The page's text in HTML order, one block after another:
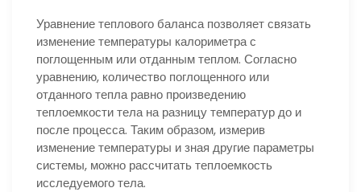
Уравнение теплового баланса позволяет связать
изменение температуры калориметра с
поглощенным или отданным теплом. Согласно
уравнению, количество поглощенного или
отданного тепла равно произведению
теплоемкости тела на разницу температур до и
после процесса. Таким образом, измерив
изменение температуры и зная другие параметры
системы, можно рассчитать теплоемкость
исследуемого тела.